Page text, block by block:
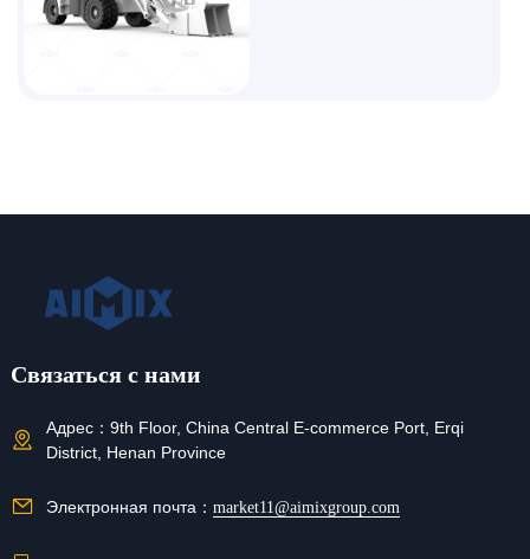
Связаться с нами
Адрес： 9th Floor, China Central E-commerce Port, Erqi
District, Henan Province
Электронная почта： market11@aimixgroup.com